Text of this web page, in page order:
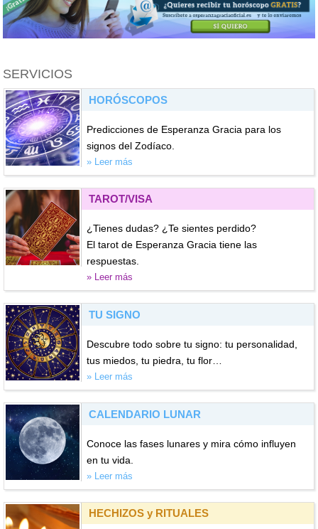
SERVICIOS
HORÓSCOPOS
Predicciones de Esperanza Gracia para los
signos del Zodíaco.
» Leer más
TAROT/VISA
¿Tienes dudas? ¿Te sientes perdido?
El tarot de Esperanza Gracia tiene las
respuestas.
» Leer más
TU SIGNO
Descubre todo sobre tu signo: tu personalidad,
tus miedos, tu piedra, tu flor…
» Leer más
CALENDARIO LUNAR
Conoce las fases lunares y mira cómo influyen
en tu vida.
» Leer más
HECHIZOS y RITUALES